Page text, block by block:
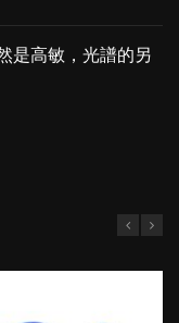
是高敏，光譜的另